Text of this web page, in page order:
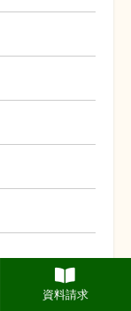
資料請求